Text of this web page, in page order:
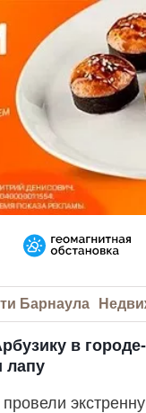
Барнаула
в
лапу